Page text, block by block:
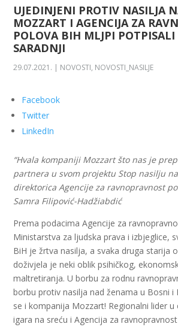
UJEDINJENI PROTIV NASILJA
MOZZART I AGENCIJA ZA
POLOVA BIH MLJPI
SARADNJI
29.07.2021. | NOVOSTI, NOVOSTI_NASILJE
Facebook
Twitter
LinkedIn
“Hvala kompaniji Mozzart što nas je
partnera u svom projektu Stop nasilju
direktorica Agencije za ravnopravnost
Samra Filipović-Hadžiabdić
Prema podacima Agencije za
Ministarstva za ljudska prava i izbjeglice,
BiH je žrtva nasilja, a svaka druga starija
doživjela je neki oblik psihičkog,
maltretiranja. U borbu za rodnu
borbu protiv nasilja nad ženama u Bosni i
se i kompanija Mozzart! Regionalni lider
igara na sreću i Agencija za